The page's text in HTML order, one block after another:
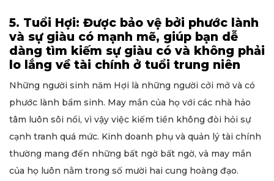
5. Tuổi Hợi: Được bảo vệ bởi phước lành
và sự giàu có mạnh mẽ, giúp bạn dễ
dàng tìm kiếm sự giàu có và không phải
lo lắng về tài chính ở tuổi trung niên
Những người sinh năm Hợi là những người cởi mở và có
phước lành bẩm sinh. May mắn của họ với các nhà hảo
tâm luôn sôi nổi, vì vậy việc kiếm tiền không đòi hỏi sự
cạnh tranh quá mức. Kinh doanh phụ và quản lý tài chính
thường mang đến những bất ngờ bất ngờ, và may mắn
của họ luôn nằm trong số mười hai cung hoàng đạo.